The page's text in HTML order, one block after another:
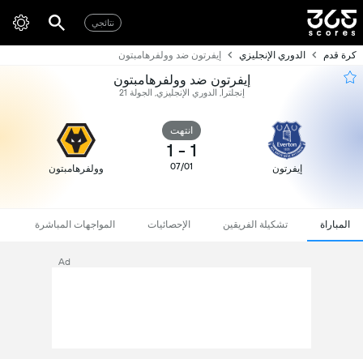
نتائجي
كرة قدم الدوري الإنجليزي إيفرتون ضد وولفرهامبتون
إيفرتون ضد وولفرهامبتون
إنجلترا, الدوري الإنجليزي, الجولة 21
إيفرتون
انتهت
1
-
1
07/01 وولفرهامبتون
المباراة تشكيلة الفريقين الإحصائيات المواجهات المباشرة
Ad